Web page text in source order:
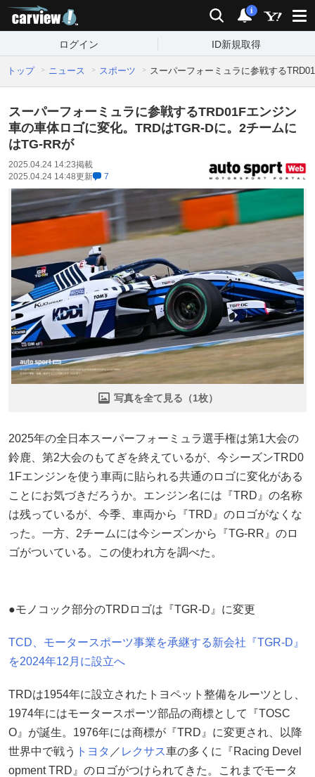
検索 通知
i
ログイン ID新規取得
トップ ニュース スポーツ スーパーフォーミュラに参戦する
スーパーフォーミュラに参戦するTRD01Fエンジン
車の車体ロゴに変化。TRDはTGR-Dに。2チームに
はTG-RRが
2025.04.24 14:23掲載
2025.04.24 14:48更新 7
写真を全て見る（1枚）
2025年の全日本スーパーフォーミュラ選手権は第1大会の
鈴鹿、第2大会のもてぎを終えているが、今シーズンTRD0
1Fエンジンを使う車両に貼られる共通のロゴに変化がある
ことにお気づきだろうか。エンジン名には『TRD』の名称
は残っているが、今季、車両から『TRD』のロゴがなくな
った。一方、2チームには今シーズンから『TG-RR』のロ
ゴがついている。この使われ方を調べた。
●モノコック部分のTRDロゴは『TGR-D』に変更
TCD、モータースポーツ事業を承継する新会社『TGR-D』
を2024年12月に設立へ
TRDは1954年に設立されたトヨペット整備をルーツとし、
1974年にはモータースポーツ部品の商標として『TOSC
O』が誕生。1976年には商標が『TRD』に変更され、以降
世界中で戦う トヨタ ／ レクサス車の多くに『Racing Devel
opment TRD』のロゴがつけられてきた。これまでモータ